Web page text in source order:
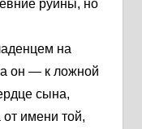
руины, но
на
а он — к ложной
сына,
имени той,